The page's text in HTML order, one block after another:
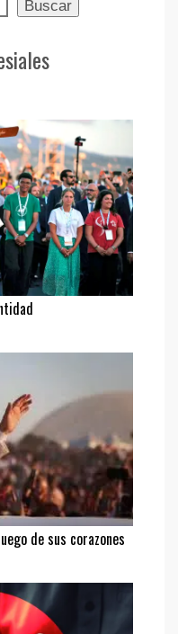
Buscar
de sus corazones